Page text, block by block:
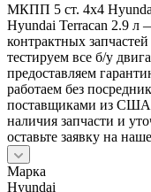
МКПП 5 ст. 4х4 Hyundai
Hyundai Terracan 2.9 л
контрактных
тестируем все б/у
предоставляем
работаем без
поставщиками из
наличия запчасти и
оставьте заявку на
Марка
Hyundai